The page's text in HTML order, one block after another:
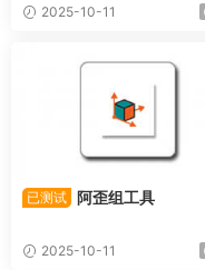
2025-10-11
已测试 阿歪组工具
2025-10-11